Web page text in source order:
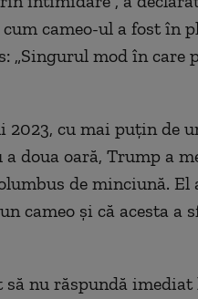
cameo-ul a fost în
„Singurul mod în care
2023, cu mai puțin de
doua oară, Trump a
de minciună.
cameo și că acesta
să nu răspundă